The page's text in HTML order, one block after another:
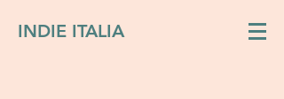
INDIE ITALIA